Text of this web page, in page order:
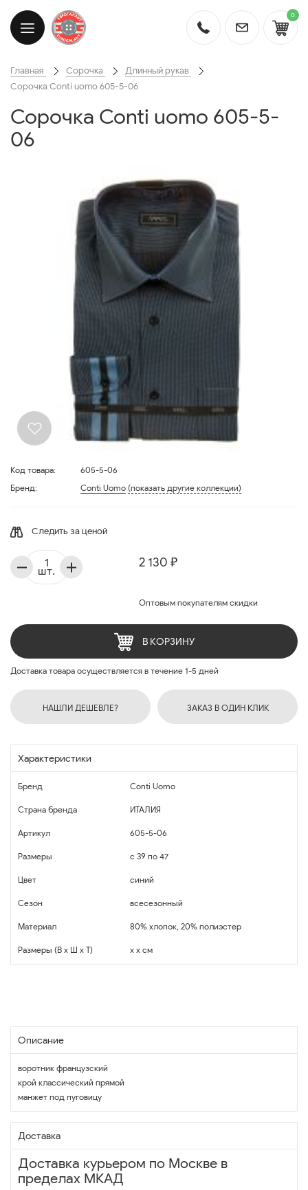
0
Главная Сорочка
Длинный рукав
Сорочка Conti uomo 605-5-06
Сорочка Conti uomo 605-5-
06
Код товара:
605-5-06
Бренд:
Conti Uomo (показать другие коллекции)
Следить за ценой
2 130 ₽
Оптовым покупателям скидки
шт.
В КОРЗИНУ
Доставка товара осуществляется в течение 1-5 дней
НАШЛИ ДЕШЕВЛЕ? ЗАКАЗ В ОДИН КЛИК
Характеристики
Бренд Conti Uomo
Страна бренда ИТАЛИЯ
Артикул 605-5-06
Размеры с 39 по 47
Цвет синий
Сезон всесезонный
Материал 80% хлопок, 20% полиэстер
Размеры (В x Ш x Т) x x см
Описание
воротник французский
крой классический прямой
манжет под пуговицу
Доставка
Доставка курьером по Москве в
пределах МКАД